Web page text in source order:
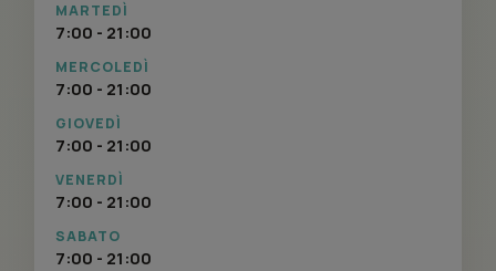
MARTEDÌ
7:00 - 21:00
MERCOLEDÌ
7:00 - 21:00
GIOVEDÌ
7:00 - 21:00
VENERDÌ
7:00 - 21:00
SABATO
7:00 - 21:00